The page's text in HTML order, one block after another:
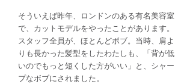
そういえば昨年、ロンドンのある有名美容室
で、カットモデルをやったことがあります。
スタッフ全員が、ほとんどボブ。当時、肩よ
りも長かった髪型をしたわたしも、「背が低
いのでもっと短くした方がいい」と、シャー
プなボブにされました。